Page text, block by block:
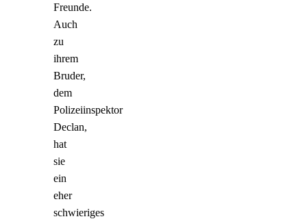
Freunde.
Auch
zu
ihrem
Bruder,
dem
Polizeiinspektor
Declan,
hat
sie
ein
eher
schwieriges